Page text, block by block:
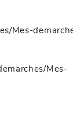
Mes-
Mes-